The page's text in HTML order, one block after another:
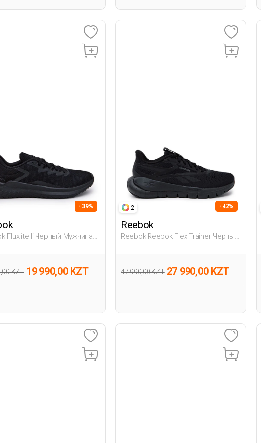
- 39%
Fluxlite Ii Черный Мужчина
KZT 19 990,00 KZT
2 - 42%
Reebok
Reebok Reebok Flex Trainer Черный
47 990,00 KZT 27 990,00 KZT